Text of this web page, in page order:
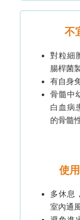
不
對粒細
腸桿菌
有自身
骨髓中
白血病
的骨髓
使
多休息
室內通風